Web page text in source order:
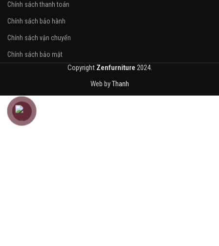
Chính sách thanh toán
Chính sách bảo hành
Chính sách vận chuyển
Chính sách bảo mật
Copyright Zenfurniture 2024.
Web byThanh